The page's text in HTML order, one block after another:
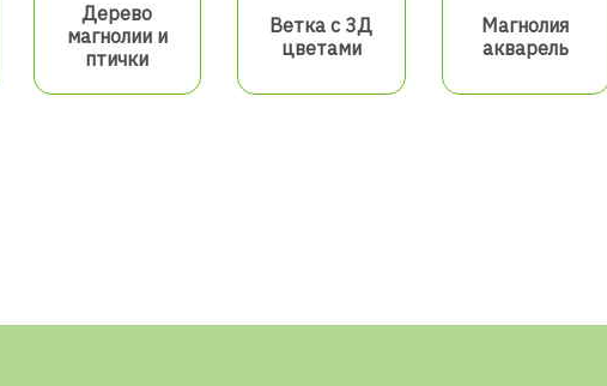
Дерево
магнолии и
птички
Ветка с 3Д
цветами
Магнолия
акварель